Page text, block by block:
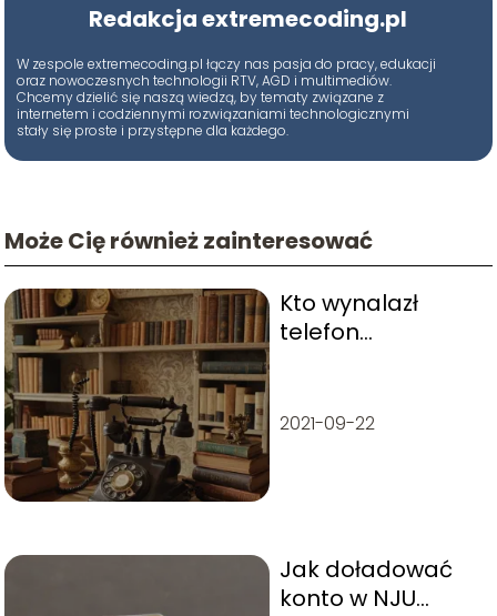
Redakcja extremecoding.pl
W zespole extremecoding.pl łączy nas pasja do pracy, edukacji
oraz nowoczesnych technologii RTV, AGD i multimediów.
Chcemy dzielić się naszą wiedzą, by tematy związane z
internetem i codziennymi rozwiązaniami technologicznymi
stały się proste i przystępne dla każdego.
Może Cię również zainteresować
Kto wynalazł
telefon
ciekawostki
2021-09-22
Jak doładować
konto w NJU